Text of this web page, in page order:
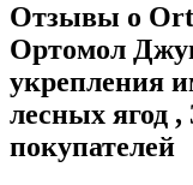
Отзывы о
Ортомол
укрепления
лесных ягод
покупателeй